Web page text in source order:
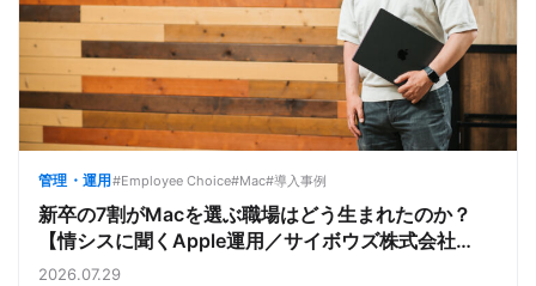
管理・運用#Employee Choice#Mac#導入事例
新卒の7割がMacを選ぶ職場はどう生まれたのか？
【情シスに聞くApple運用／サイボウズ株式会社
①】
2026.07.29